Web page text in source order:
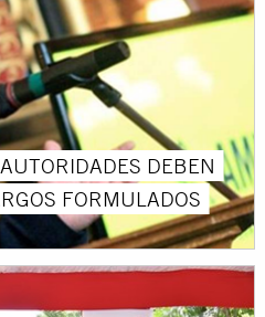
DEBEN
FORMULADOS